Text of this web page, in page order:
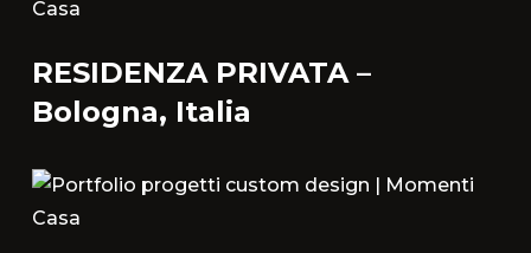
RESIDENZA PRIVATA –
Bologna, Italia